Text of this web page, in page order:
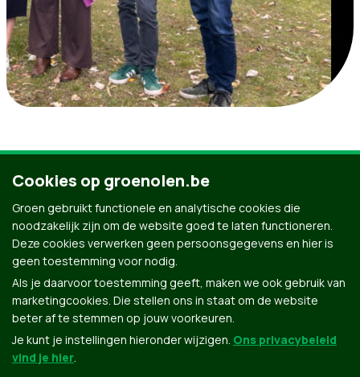
action
Home
Groen in Olen
Cookies op groenolen.be
Groen gebruikt functionele en analytische cookies die
noodzakelijk zijn om de website goed te laten functioneren.
Deze cookies verwerken geen persoonsgegevens en hier is
geen toestemming voor nodig.
Als je daarvoor toestemming geeft, maken we ook gebruik van
marketingcookies. Die stellen ons in staat om de website
beter af te stemmen op jouw voorkeuren.
Je kunt je instellingen hieronder wijzigen. Ons privacybeleid
vind je hier.